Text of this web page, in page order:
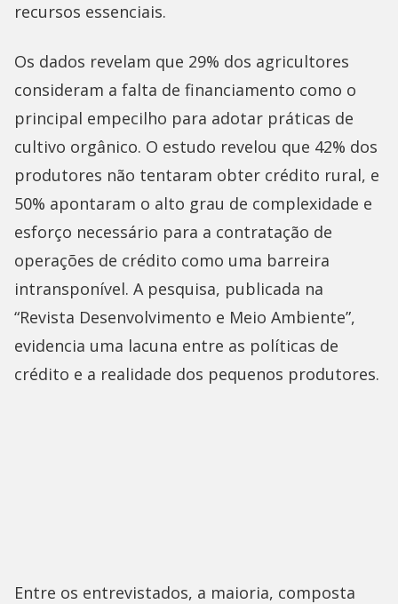
recursos essenciais.
Os dados revelam que 29% dos agricultores
consideram a falta de financiamento como o
principal empecilho para adotar práticas de
cultivo orgânico. O estudo revelou que 42% dos
produtores não tentaram obter crédito rural, e
50% apontaram o alto grau de complexidade e
esforço necessário para a contratação de
operações de crédito como uma barreira
intransponível. A pesquisa, publicada na
“Revista Desenvolvimento e Meio Ambiente”,
evidencia uma lacuna entre as políticas de
crédito e a realidade dos pequenos produtores.
Entre os entrevistados, a maioria, composta